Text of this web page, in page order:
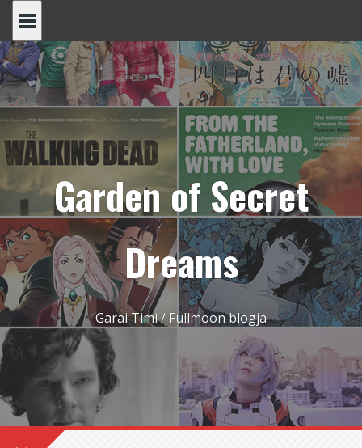
content
Garden of Secret
Dreams
Garai Timi / Fullmoon blogja